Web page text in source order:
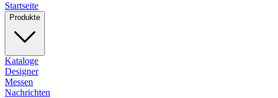
Startseite
Produkte
Kataloge
Designer
Messen
Nachrichten